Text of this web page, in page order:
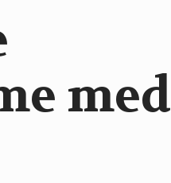
med